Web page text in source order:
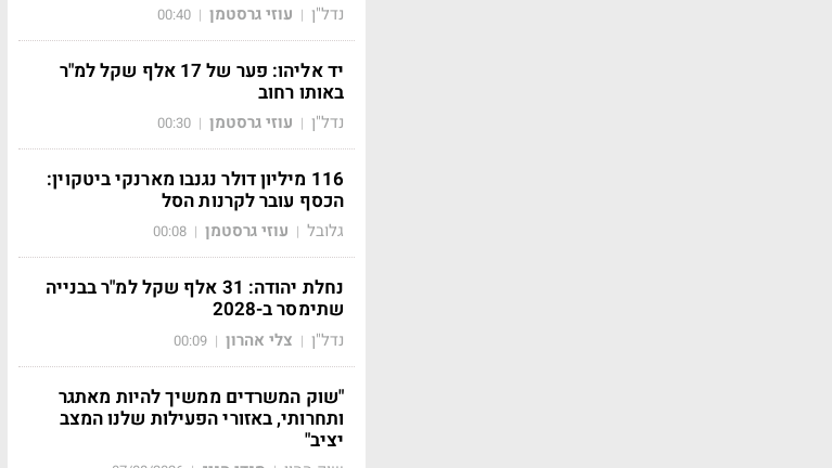
נדל"ן | עוזי גרסטמן |
00:40
יד אליהו: פער של 17 אלף שקל למ"ר
באותו רחוב
נדל"ן | עוזי גרסטמן |
00:30
116 מיליון דולר נגנבו מארנקי ביטקוין:
הכסף עובר לקרנות הסל
גלובל | עוזי גרסטמן |
00:08
נחלת יהודה: 31 אלף שקל למ"ר בבנייה
שתימסר ב-2028
נדל"ן | צלי אהרון |
00:09
"שוק המשרדים ממשיך להיות מאתגר
ותחרותי, באזורי הפעילות שלנו המצב
יציב"